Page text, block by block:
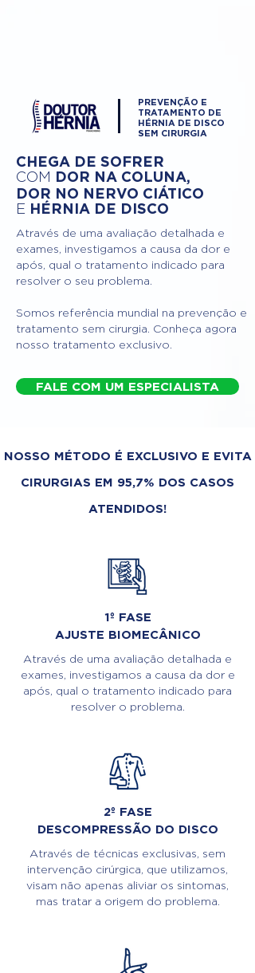
PREVENÇÃO E
TRATAMENTO DE
HÉRNIA DE DISCO
SEM CIRURGIA
CHEGA DE SOFRER
COM DOR NA COLUNA,
DOR NO NERVO CIÁTICO
E HÉRNIA DE DISCO
Através de uma avaliação detalhada e
exames, investigamos a causa da dor e
após, qual o tratamento indicado para
resolver o seu problema.
Somos referência mundial na prevenção e
tratamento sem cirurgia. Conheça agora
nosso tratamento exclusivo.
FALE COM UM ESPECIALISTA
NOSSO MÉTODO É EXCLUSIVO E EVITA
CIRURGIAS EM 95,7% DOS CASOS
ATENDIDOS!
1º FASE
AJUSTE BIOMECÂNICO
Através de uma avaliação detalhada e
exames, investigamos a causa da dor e
após, qual o tratamento indicado para
resolver o problema.
2º FASE
DESCOMPRESSÃO DO DISCO
Através de técnicas exclusivas, sem
intervenção cirúrgica, que utilizamos,
visam não apenas aliviar os sintomas,
mas tratar a origem do problema.